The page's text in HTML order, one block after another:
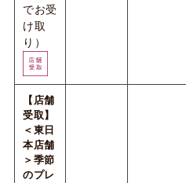
でお受
け取
り）
【店舗
受取】
＜東日
本店舗
＞季節
のプレ